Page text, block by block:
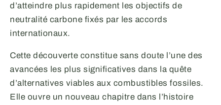
d’atteindre plus rapidement les objectifs de
neutralité carbone fixés par les accords
internationaux.
Cette découverte constitue sans doute l’une des
avancées les plus significatives dans la quête
d’alternatives viables aux combustibles fossiles.
Elle ouvre un nouveau chapitre dans l’histoire